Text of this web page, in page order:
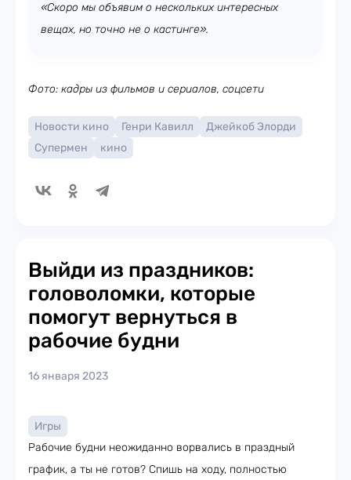
«Скоро мы объявим о нескольких интересных
вещах, но точно не о кастинге».
Фото: кадры из фильмов и сериалов, соцсети
Новости кино Генри Кавилл
Джейкоб Элорди
Супермен
кино
Выйди из праздников:
головоломки, которые
помогут вернуться в
рабочие будни
16 января 2023
Игры
Рабочие будни неожиданно ворвались в праздный
график, а ты не готов? Спишь на ходу, полностью